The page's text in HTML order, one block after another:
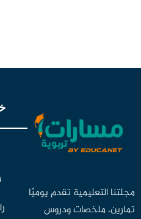
مجلتنا التعليمية تقدم يوميًا
تمارين، ملخصات ودروس